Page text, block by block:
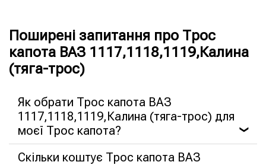
Поширені запитання про Трос
капота ВАЗ 1117,1118,1119,Калина
(тяга-трос)
Як обрати Трос капота ВАЗ
1117,1118,1119,Калина (тяга-трос) для
моєї Трос капота?
❯
Скільки коштує Трос капота ВАЗ